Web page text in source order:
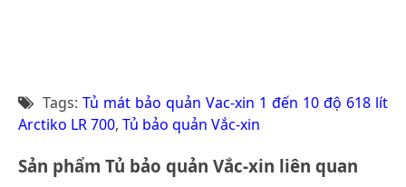
Tags: Tủ mát bảo quản Vac-xin 1 đến 10 độ 618 lít
Arctiko LR 700, Tủ bảo quản Vắc-xin
Sản phẩm Tủ bảo quản Vắc-xin liên quan